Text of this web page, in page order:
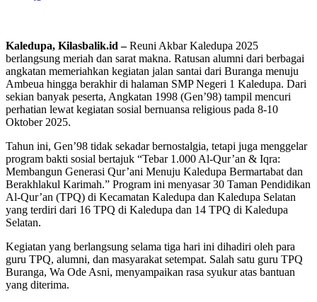
Kaledupa, Kilasbalik.id –Reuni Akbar Kaledupa 2025
berlangsung meriah dan sarat makna. Ratusan alumni dari berbagai
angkatan memeriahkan kegiatan jalan santai dari Buranga menuju
Ambeua hingga berakhir di halaman SMP Negeri 1 Kaledupa. Dari
sekian banyak peserta, Angkatan 1998 (Gen’98) tampil mencuri
perhatian lewat kegiatan sosial bernuansa religious pada 8-10
Oktober 2025.
Tahun ini, Gen’98 tidak sekadar bernostalgia, tetapi juga menggelar
program bakti sosial bertajuk “Tebar 1.000 Al-Qur’an & Iqra:
Membangun Generasi Qur’ani Menuju Kaledupa Bermartabat dan
Berakhlakul Karimah.” Program ini menyasar 30 Taman Pendidikan
Al-Qur’an (TPQ) di Kecamatan Kaledupa dan Kaledupa Selatan
yang terdiri dari 16 TPQ di Kaledupa dan 14 TPQ di Kaledupa
Selatan.
Kegiatan yang berlangsung selama tiga hari ini dihadiri oleh para
guru TPQ, alumni, dan masyarakat setempat. Salah satu guru TPQ
Buranga, Wa Ode Asni, menyampaikan rasa syukur atas bantuan
yang diterima.